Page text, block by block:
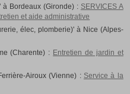
à Bordeaux (Gironde) : SERVICES A
et aide administrative
élec, plomberie)' à Nice (Alpes-
(Charente) : Entretien de jardin et
Airoux (Vienne) : Service à la